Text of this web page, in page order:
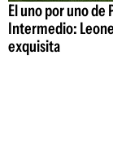
El uno por uno de
Intermedio:
exquisita